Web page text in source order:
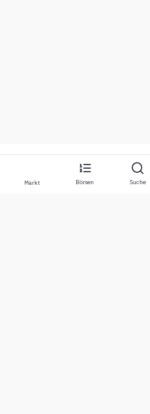
Markt Börsen Suche